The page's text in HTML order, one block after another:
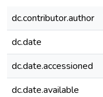
dc.contributor.author
dc.date
dc.date.accessioned
dc.date.available